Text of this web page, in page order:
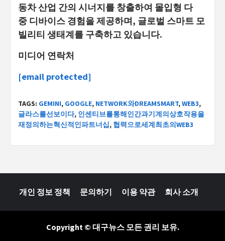
동차 산업 간의 시너지를 창출하여 몰입형 다
중 디바이스 경험을 제공하며, 글로벌 스마트 모
빌리티 생태계를 구축하고 있습니다.
미디어 연락처
[email protected]
TAGS: GEMINI, GOOGLE, NETWORK와DREAMSMART,WEB3,
글라스를선보이다, 인센티브를통해인간과기계의상호작용을
재정의하는혁신적인파트너십, 협력으로세계최초의WEB3
개인 정보 정책 문의하기 이용 약관 회사 소개
Copyright © 대구뉴스 모든 권리 보유.